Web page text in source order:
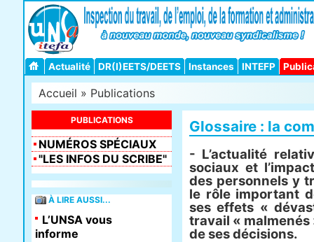
Actualité DR(I)EETS/DEETS Instances INTEFP
Accueil » Publications
Glossaire : la
- L’actualité
sociaux et
des personnels y
le rôle important
ses effets «
travail « malmenés
de ses décisions.
PUBLICATIONS
NUMÉROS SPÉCIAUX
"LES INFOS DU SCRIBE"
À LIRE AUSSI...
L’UNSA vous
informe